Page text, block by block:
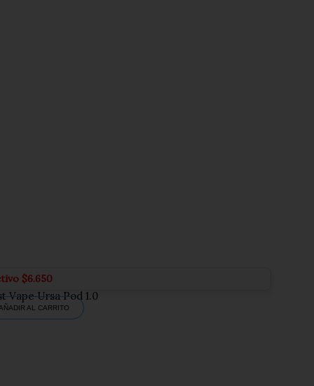
$6.650
Vape Ursa Pod 1.0
AÑADIR AL CARRITO